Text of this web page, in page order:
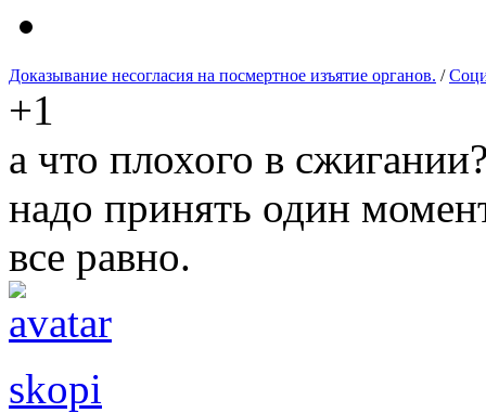
Доказывание несогласия на посмертное изъятие органов. /
+1
а что плохого в
надо принять один
все равно.
skopi